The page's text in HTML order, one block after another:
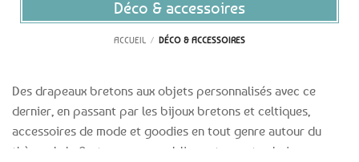
Déco & accessoires
ACCUEIL / DÉCO & ACCESSOIRES
Des drapeaux bretons aux objets personnalisés avec ce
dernier, en passant par les bijoux bretons et celtiques,
accessoires de mode et goodies en tout genre autour du
thème de la Bretagne sans oublier notre vaste choix